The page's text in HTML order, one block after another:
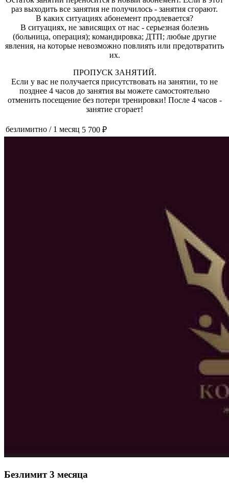
раз выходить все занятия не получилось - занятия сгорают.
В каких ситуациях абонемент продлевается?
В ситуациях, не зависящих от нас - серьезная болезнь
(больница, операция); командировка; ДТП; любые другие
явления, на которые невозможно повлиять или предотвратить
их.
ПРОПУСК ЗАНЯТИЙ.
Если у вас не получается присутствовать на занятии, то не
позднее 4 часов до занятия вы можете самостоятельно
отменить посещение без потери тренировки! После 4 часов -
занятие сгорает!
безлимитно / 1 месяц 5 700 ₽
Безлимит 3 месяца